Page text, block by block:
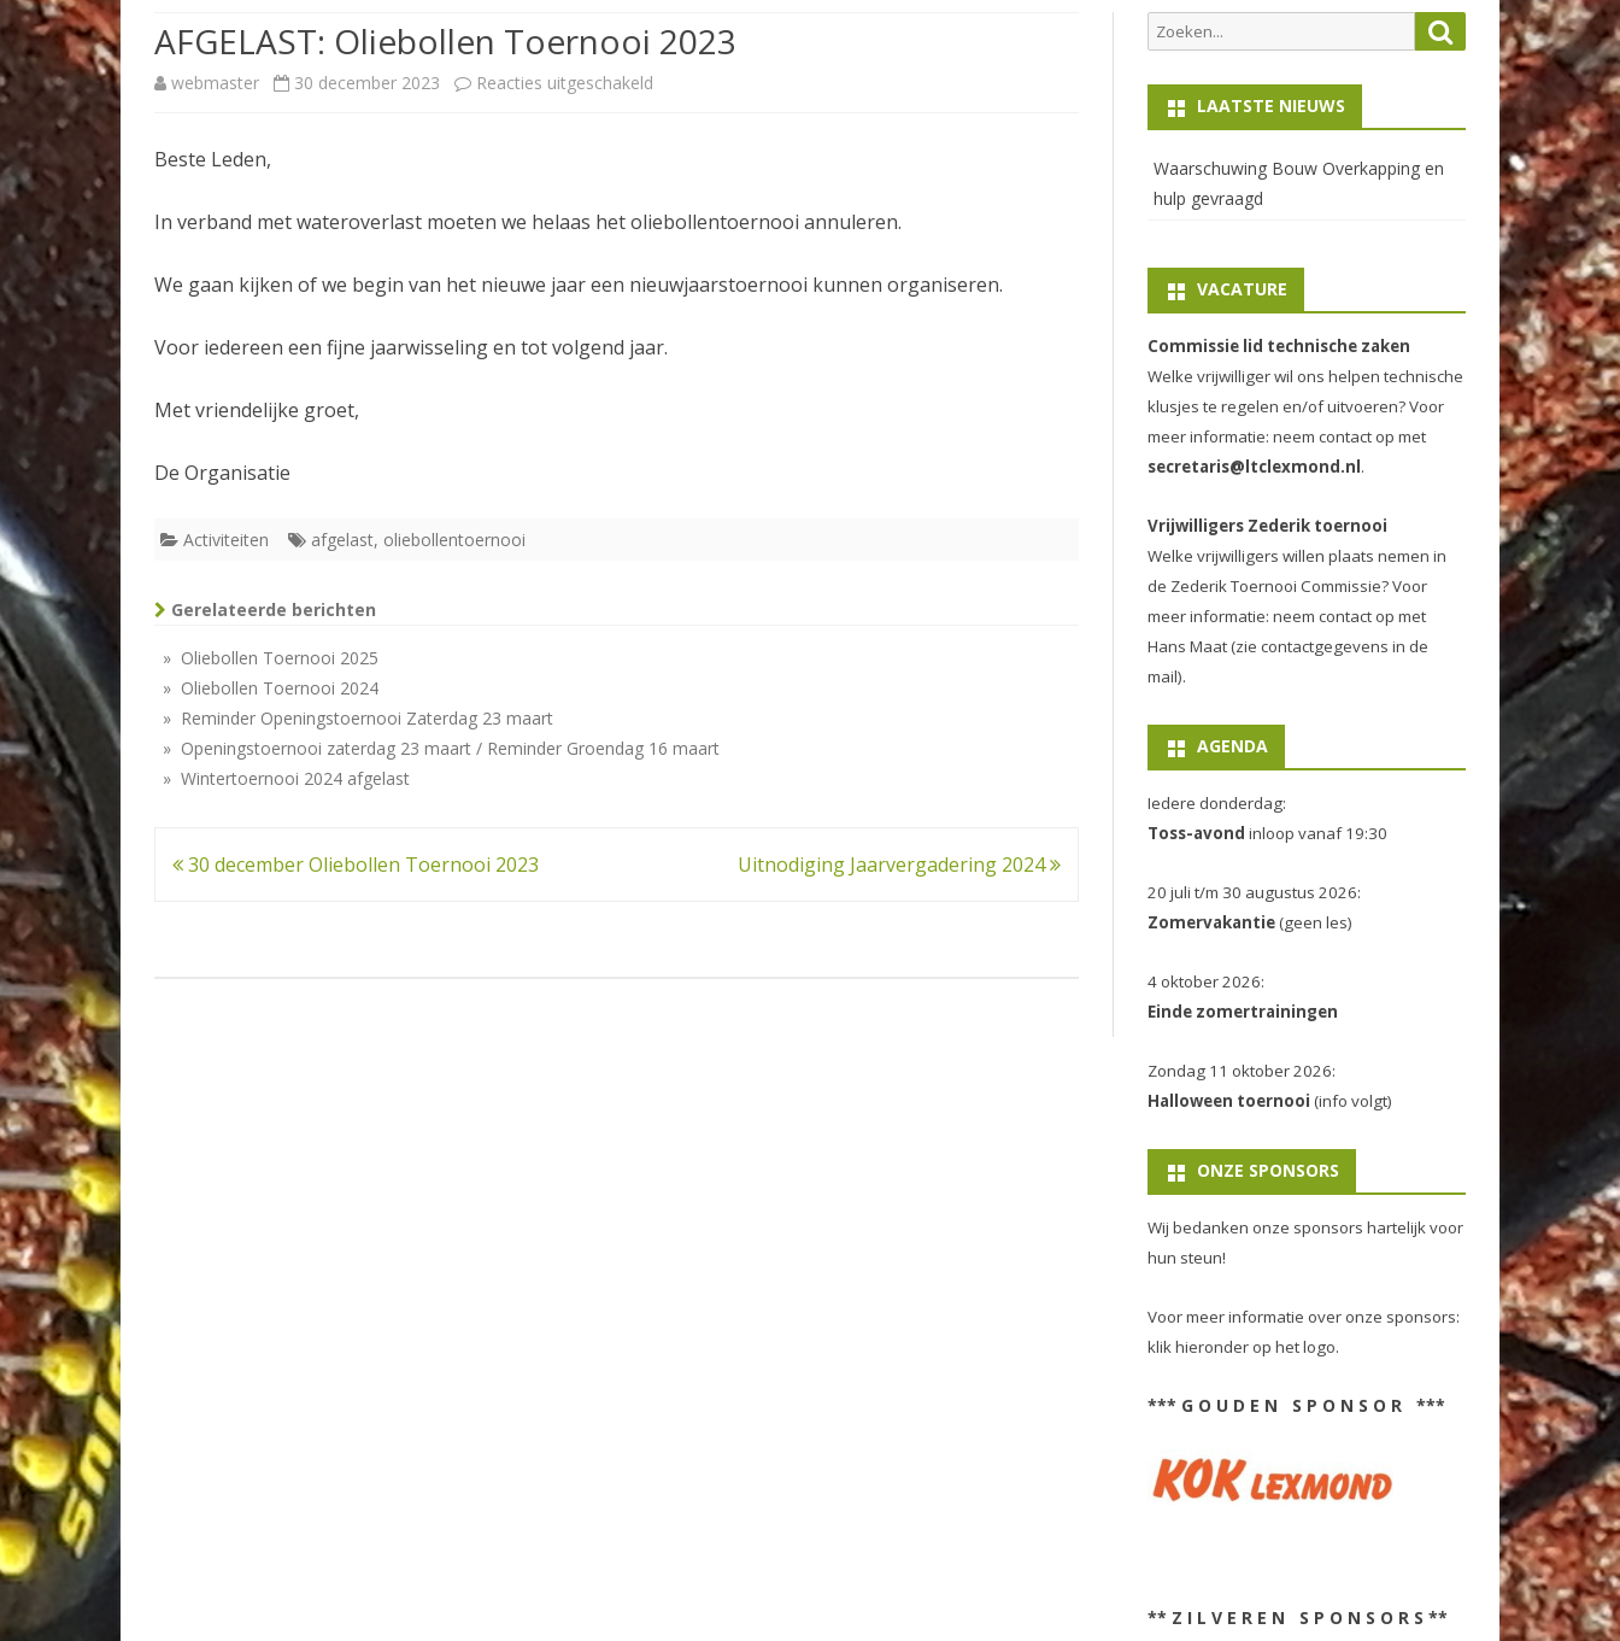
TOERNOOIEN
TENNISPAS
TENNISLERAREN STELLEN ZICHVRIJWILLIGERS ACTIVITEITEN
AFGELAST: Oliebollen Toernooi 2023
webmaster 30 december 2023 Reacties uitgeschakeld
Beste Leden,
In verband met wateroverlast moeten we helaas het oliebollentoernooi annuleren.
We gaan kijken of we begin van het nieuwe jaar een nieuwjaarstoernooi kunnen organiseren.
Voor iedereen een fijne jaarwisseling en tot volgend jaar.
Met vriendelijke groet,
De Organisatie
Activiteiten afgelast, oliebollentoernooi
Gerelateerde berichten
» Oliebollen Toernooi 2025
» Oliebollen Toernooi 2024
» Reminder Openingstoernooi Zaterdag 23 maart
» Openingstoernooi zaterdag 23 maart / Reminder Groendag 16 maart
» Wintertoernooi 2024 afgelast
Bericht
30 december Oliebollen Toernooi 2023 Uitnodiging Jaarvergadering 2024
Zoeken
naar:
Zoeken
LAATSTE NIEUWS
Waarschuwing Bouw Overkapping en
hulp gevraagd
VACATURE
Commissie lid technische zaken
Welke vrijwilliger wil ons helpen technische
klusjes te regelen en/of uitvoeren? Voor
meer informatie: neem contact op met
secretaris@ltclexmond.nl .
Vrijwilligers Zederik toernooi
Welke vrijwilligers willen plaats nemen in
de Zederik Toernooi Commissie? Voor
meer informatie: neem contact op met
Hans Maat (zie contactgegevens in de
mail).
AGENDA
Iedere donderdag:
Toss-avond inloop vanaf 19:30
20 juli t/m 30 augustus 2026:
Zomervakantie(geen les)
4 oktober 2026:
Einde zomertrainingen
Zondag 11 oktober 2026:
Halloween toernooi (info volgt)
ONZE SPONSORS
Wij bedanken onze sponsors hartelijk voor
hun steun!
Voor meer informatie over onze sponsors:
klik hieronder op het logo.
*** G O U D E N S P O N S O R ***
** Z I L V E R E N S P O N S O R S **